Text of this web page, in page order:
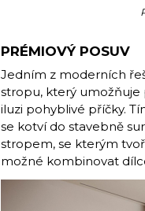
PRÉMIOVÝ POSUV
Jedním z moderních
stropu, který umožňuje
iluzi pohyblivé příčky.
se kotví do stavebně
stropem, se kterým
možné kombinovat